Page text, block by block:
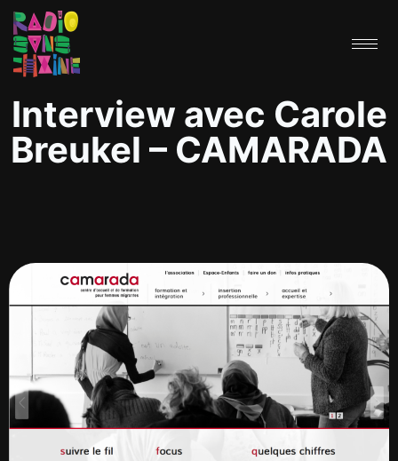
Interview avec Carole
Breukel – CAMARADA